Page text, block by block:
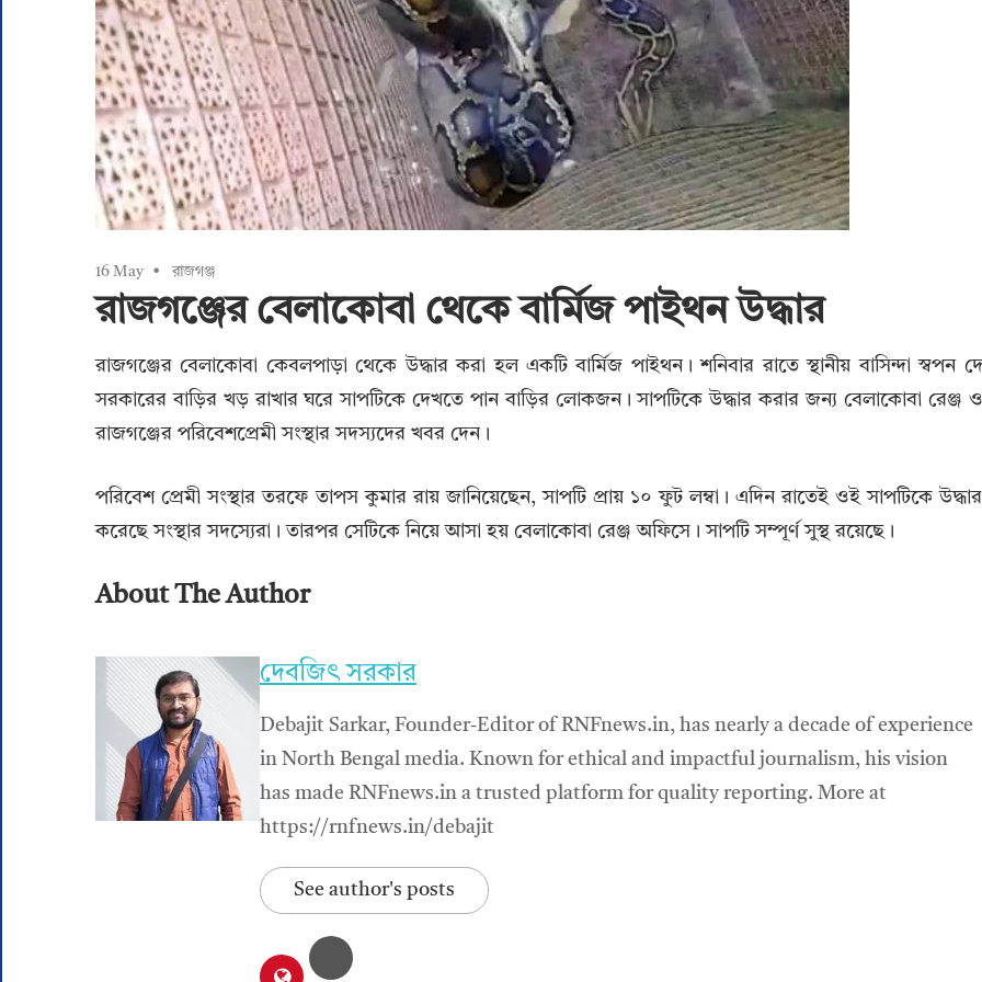
16 May রাজগঞ্জ
রাজগঞ্জের বেলাকোবা থেকে বার্মিজ পাইথন উদ্ধার
রাজগঞ্জের বেলাকোবা কেবলপাড়া থেকে উদ্ধার করা হল একটি বার্মিজ পাইথন। শনিবার রাতে স্থানীয় বাসিন্দা স্বপন দে
সরকারের বাড়ির খড় রাখার ঘরে সাপটিকে দেখতে পান বাড়ির লোকজন। সাপটিকে উদ্ধার করার জন্য বেলাকোবা রেঞ্জ ও
রাজগঞ্জের পরিবেশপ্রেমী সংস্থার সদস্যদের খবর দেন।
পরিবেশ প্রেমী সংস্থার তরফে তাপস কুমার রায় জানিয়েছেন, সাপটি প্রায় ১০ ফুট লম্বা। এদিন রাতেই ওই সাপটিকে উদ্ধার
করেছে সংস্থার সদস্যেরা। তারপর সেটিকে নিয়ে আসা হয় বেলাকোবা রেঞ্জ অফিসে। সাপটি সম্পূর্ণ সুস্থ রয়েছে।
About The Author
দেবজিৎ সরকার
Debajit Sarkar, Founder-Editor of RNFnews.in, has nearly a decade of experience
in North Bengal media. Known for ethical and impactful journalism, his vision
has made RNFnews.in a trusted platform for quality reporting. More at
https://rnfnews.in/debajit
See author's posts